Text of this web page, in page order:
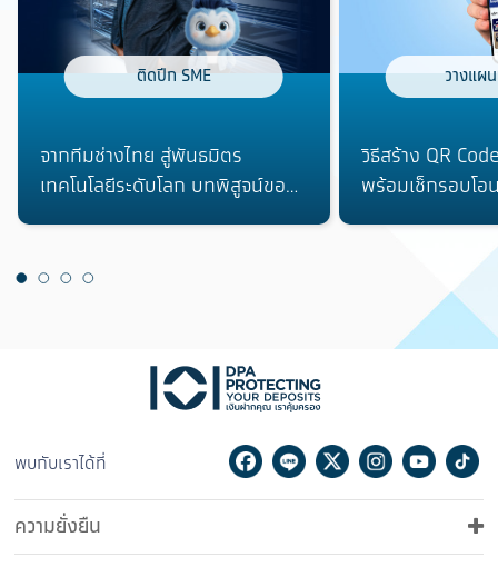
ติดปีก SME
จากทีมช่างไทย สู่พันธมิตร
เทคโนโลยีระดับโลก บทพิสูจน์ของ
“ภูมิใจ เอ็นจิเนียริ่ง”
วางแผ
วิธีสร้าง QR
พร้อมเช็กรอบโอ
พบกับเราได้ที่ Facebook
LineTwitterInstagram
ความยั่งยืน